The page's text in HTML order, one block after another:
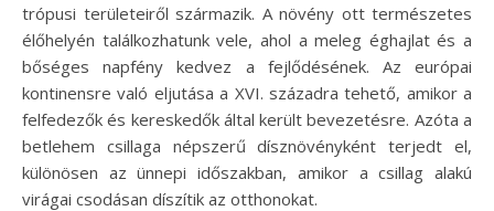
trópusi területeiről származik. A növény ott természetes
élőhelyén találkozhatunk vele, ahol a meleg éghajlat és a
bőséges napfény kedvez a fejlődésének. Az európai
kontinensre való eljutása a XVI. századra tehető, amikor a
felfedezők és kereskedők által került bevezetésre. Azóta a
betlehem csillaga népszerű dísznövényként terjedt el,
különösen az ünnepi időszakban, amikor a csillag alakú
virágai csodásan díszítik az otthonokat.